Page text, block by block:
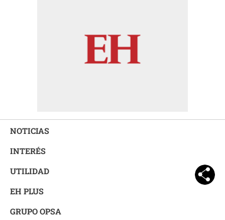
NOTICIAS
INTERÉS
UTILIDAD
EH PLUS
GRUPO OPSA